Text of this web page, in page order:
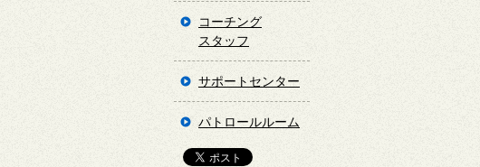
コーチング
スタッフ
サポートセンター
パトロールルーム